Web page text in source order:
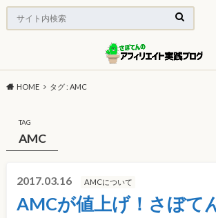
HOME タグ : AMC
TAG
AMC
2017.03.16 AMCについて
AMCが値上げ！さぼて